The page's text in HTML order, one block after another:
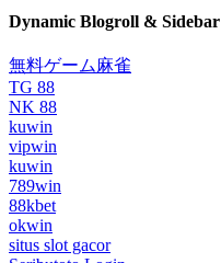
Dynamic Blogroll & Sidebar
無料ゲーム麻雀
TG 88
NK 88
kuwin
vipwin
kuwin
789win
88kbet
okwin
situs slot gacor